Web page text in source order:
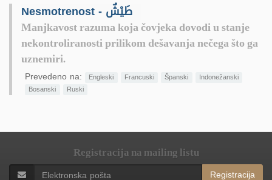
Nesmotrenost - طَيْشٌ
Manjkavost razuma koja čovjeka dovodi u stanje
nekontroliranosti prilikom dešavanja nečega što ga
uznemiri.
Prevedeno na: Engleski Francuski Španski
Indonežanski
Bosanski
Ruski
Registracija na mailing listu
Registracija